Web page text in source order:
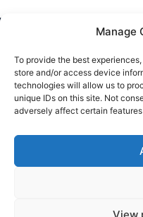
Manage
To provide the best
store and/or access device
technologies will allow us to
unique IDs on this site. Not
adversely affect certain
View
© Flatify
Termini e condizioni